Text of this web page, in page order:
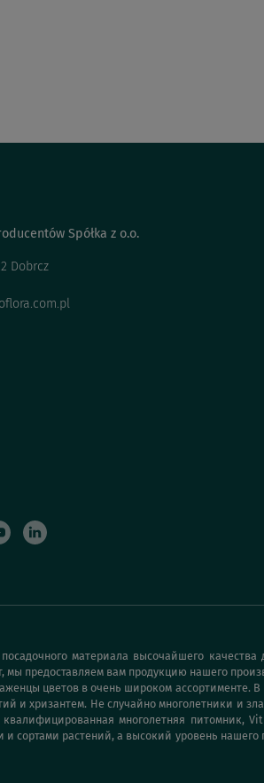
Spółka z o.o.
Dobrcz
материала высочайшего
предоставляем вам продукцию нашего
цветов в очень широком ассортименте.
и хризантем. Не случайно многолетники и
многолетняя питомник,
растений, а высокий уровень